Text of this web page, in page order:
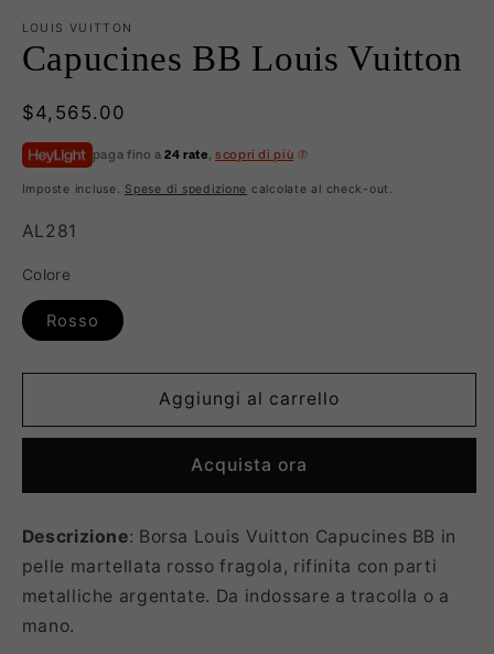
LOUIS VUITTON
Capucines BB Louis Vuitton
Prezzo
di
listino
$4,565.00
paga fino a24 rate scopri di più
Imposte incluse. Spese di spedizione calcolate al check-out.
SKU:
AL281
Colore
Rosso
Aggiungi al carrello
Acquista ora
Descrizione: Borsa Louis Vuitton Capucines BB in
pelle martellata rosso fragola, rifinita con parti
metalliche argentate. Da indossare a tracolla o a
mano.